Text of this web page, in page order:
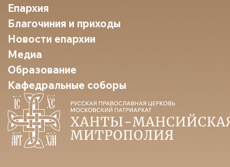
Епархия
Благочиния и приходы
Новости епархии
Медиа
Образование
Кафедральные соборы